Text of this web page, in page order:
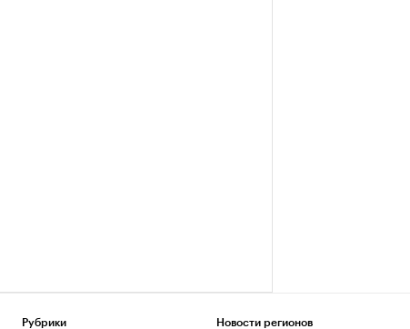
Рубрики Новости регионов